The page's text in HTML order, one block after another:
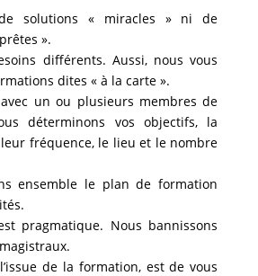
solutions « miracles » ni de
».
différents. Aussi, nous vous
dites « à la carte ».
un ou plusieurs membres de
déterminons vos objectifs, la
fréquence, le lieu et le nombre
ensemble le plan de formation
pragmatique. Nous bannissons
de la formation, est de vous